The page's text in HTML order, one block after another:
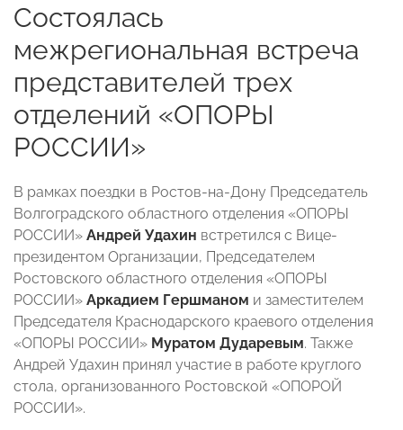
Состоялась
межрегиональная встреча
представителей трех
отделений «ОПОРЫ
РОССИИ»
В рамках поездки в Ростов-на-Дону Председатель
Волгоградского областного отделения «ОПОРЫ
РОССИИ» Андрей Удахин встретился с Вице-
президентом Организации, Председателем
Ростовского областного отделения «ОПОРЫ
РОССИИ» Аркадием Гершманом и заместителем
Председателя Краснодарского краевого отделения
«ОПОРЫ РОССИИ» Муратом Дударевым. Также
Андрей Удахин принял участие в работе круглого
стола, организованного Ростовской «ОПОРОЙ
РОССИИ».